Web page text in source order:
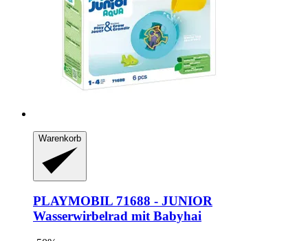
Warenkorb
PLAYMOBIL 71688 -​ JUNIOR
Wasserwirbelrad mit Babyhai